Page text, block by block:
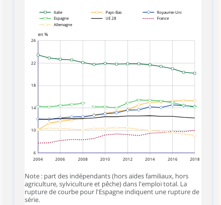
6
10
14
18
22
26
en %
2004 2006 2008 2010 2012 2014 2016 2018
Italie Pays-Bas
Royaume-Uni
Espagne
UE 28
France
Allemagne
Note : part des indépendants (hors aides familiaux, hors
agriculture, sylviculture et pêche) dans l'emploi total. La
rupture de courbe pour l'Espagne indiquent une rupture de
série.